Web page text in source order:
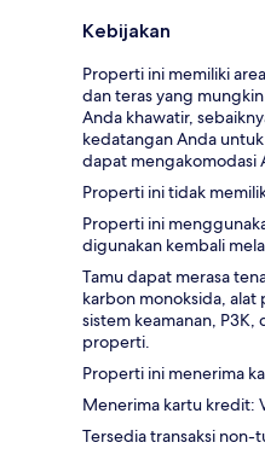
Kebijakan
Properti ini memiliki
dan teras yang
Anda khawatir,
kedatangan Anda
dapat mengakomodasi
Properti ini tidak
Properti ini
digunakan kembali
Tamu dapat merasa
karbon monoksida,
sistem keamanan, P3K,
properti.
Properti ini menerima
Menerima kartu kredit:
Tersedia transaksi non-